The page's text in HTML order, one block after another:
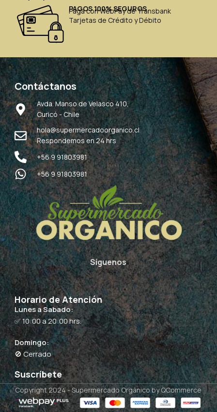
PAGOS 100% SEGUROS
Paga con WebPay de Transbank
Tarjetas de Crédito y Débito
Contáctanos
Avda. Manso de Velasco 410,
Curicó - Chile
hola@supermercadoorganico.cl
Respondemos en 24 hrs
+56 9 91803981
+56 9 91803981
Síguenos
Horario de Atención
Lunes a Sabado:
✅ 10:00 a 20:00 hrs.
Domingo:
🚫 Cerrado
Suscríbete
Copyright 2024 -Supermercado Orgánico by QCommerce